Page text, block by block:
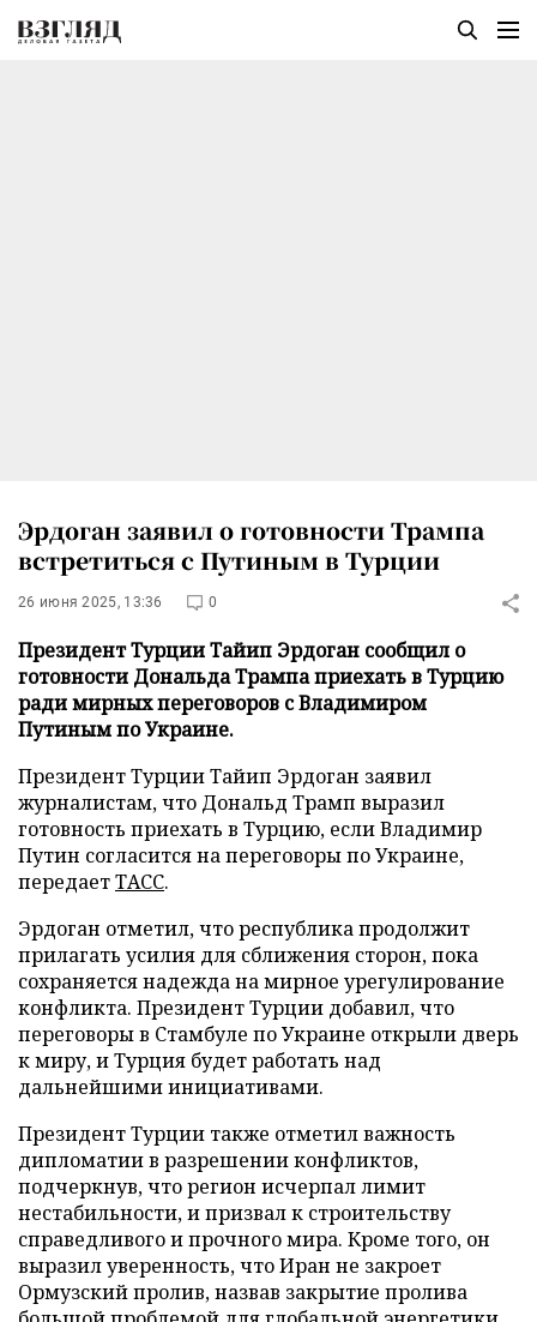
Эрдоган заявил о готовности Трампа
встретиться с Путиным в Турции
26 июня 2025, 13:36 0
Президент Турции Тайип Эрдоган сообщил о
готовности Дональда Трампа приехать в Турцию
ради мирных переговоров с Владимиром
Путиным по Украине.
Президент Турции Тайип Эрдоган заявил
журналистам, что Дональд Трамп выразил
готовность приехать в Турцию, если Владимир
Путин согласится на переговоры по Украине,
передаетТАСС.
Эрдоган отметил, что республика продолжит
прилагать усилия для сближения сторон, пока
сохраняется надежда на мирное урегулирование
конфликта. Президент Турции добавил, что
переговоры в Стамбуле по Украине открыли дверь
к миру, и Турция будет работать над
дальнейшими инициативами.
Президент Турции также отметил важность
дипломатии в разрешении конфликтов,
подчеркнув, что регион исчерпал лимит
нестабильности, и призвал к строительству
справедливого и прочного мира. Кроме того, он
выразил уверенность, что Иран не закроет
Ормузский пролив, назвав закрытие пролива